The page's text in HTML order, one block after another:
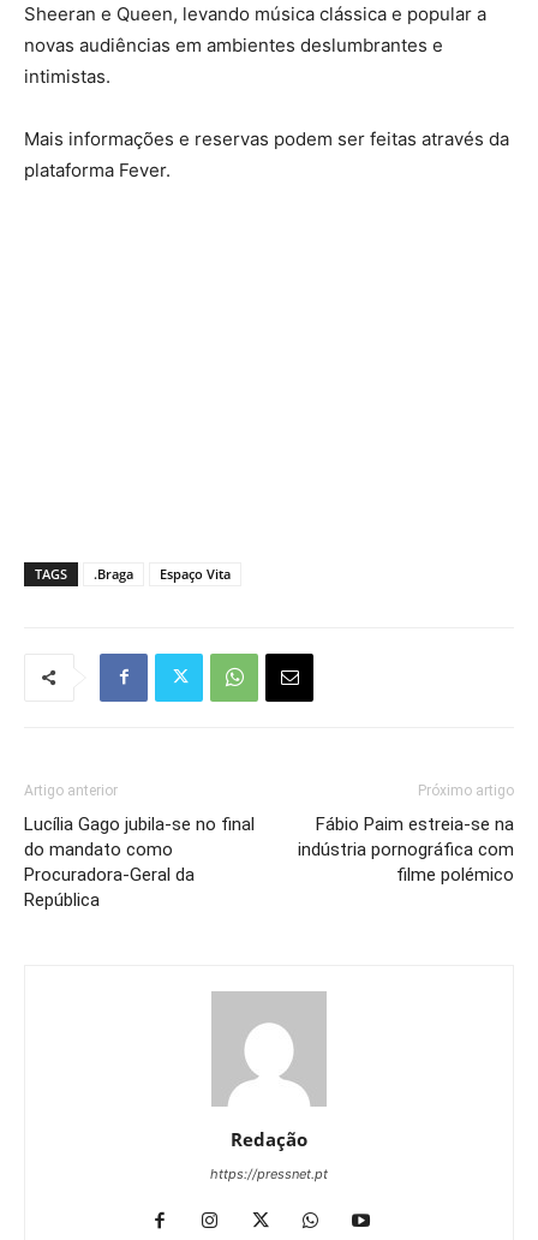
Sheeran e Queen, levando música clássica e popular a
novas audiências em ambientes deslumbrantes e
intimistas.
Mais informações e reservas podem ser feitas através da
plataforma Fever.
TAGS .Braga Espaço Vita
Artigo anterior
Lucília Gago jubila-se no final
do mandato como
Procuradora-Geral da
República
Próximo artigo
Fábio Paim estreia-se na
indústria pornográfica com
filme polémico
Redação
https://pressnet.pt